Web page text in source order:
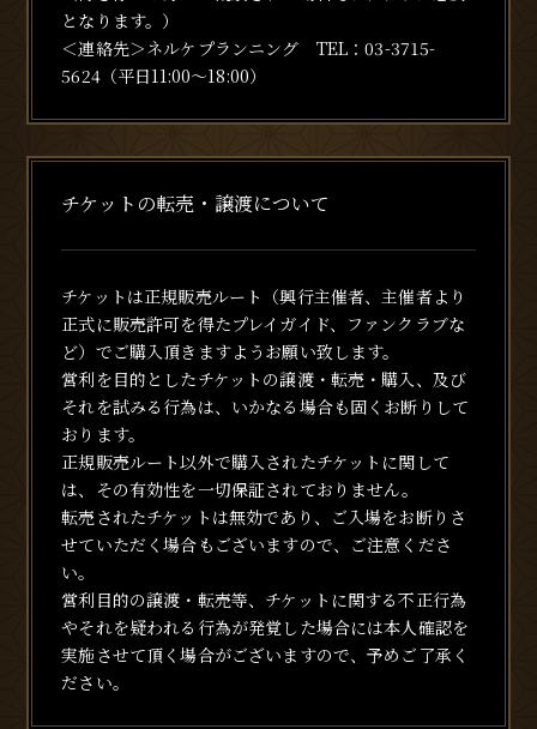
となります。）
＜連絡先＞ネルケプランニング TEL：03-3715-
5624（平日11:00～18:00）
チケットの転売・譲渡について
チケットは正規販売ルート（興行主催者、主催者より
正式に販売許可を得たプレイガイド、ファンクラブな
ど）でご購入頂きますようお願い致します。
営利を目的としたチケットの譲渡・転売・購入、及び
それを試みる行為は、いかなる場合も固くお断りして
おります。
正規販売ルート以外で購入されたチケットに関して
は、その有効性を一切保証されておりません。
転売されたチケットは無効であり、ご入場をお断りさ
せていただく場合もございますので、ご注意くださ
い。
営利目的の譲渡・転売等、チケットに関する不正行為
やそれを疑われる行為が発覚した場合には本人確認を
実施させて頂く場合がございますので、予めご了承く
ださい。